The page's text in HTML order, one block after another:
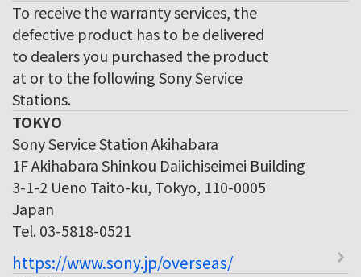
To receive the warranty services, the
defective product has to be delivered
to dealers you purchased the product
at or to the following Sony Service
Stations.
TOKYO
Sony Service Station Akihabara
1F Akihabara Shinkou Daiichiseimei Building
3-1-2 Ueno Taito-ku, Tokyo, 110-0005
Japan
Tel. 03-5818-0521
https://www.sony.jp/overseas/